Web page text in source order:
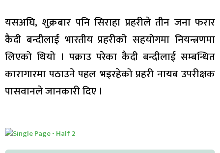
यसअघि, शुक्रबार पनि सिराहा प्रहरीले तीन जना फरार
कैदी बन्दीलाई भारतीय प्रहरीको सहयोगमा नियन्त्रणमा
लिएको थियो । पक्राउ परेका कैदी बन्दीलाई सम्बन्धित
कारागारमा पठाउने पहल भइरहेको प्रहरी नायब उपरीक्षक
पासवानले जानकारी दिए ।